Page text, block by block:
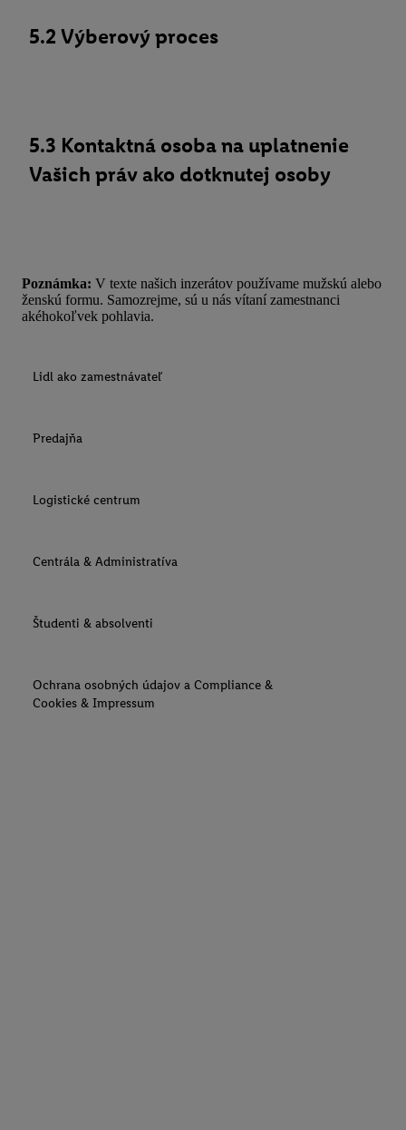
5.2 Výberový proces
5.3 Kontaktná osoba na uplatnenie
Vašich práv ako dotknutej osoby
Poznámka: V texte našich inzerátov používame mužskú alebo
ženskú formu. Samozrejme, sú u nás vítaní zamestnanci
akéhokoľvek pohlavia.
Lidl ako zamestnávateľ
Predajňa
Logistické centrum
Centrála & Administratíva
Študenti & absolventi
Ochrana osobných údajov a Compliance &
Cookies & Impressum